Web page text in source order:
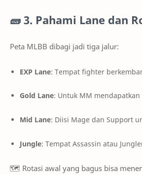
🧱3. Pahami Lane dan
Peta MLBB dibagi jadi tiga jalur:
EXP Lane: Tempat fighter
Gold Lane: Untuk MM
Mid Lane: Diisi Mage dan Support
Jungle: Tempat Assassin atau
🗺️ Rotasi awal yang bagus bisa